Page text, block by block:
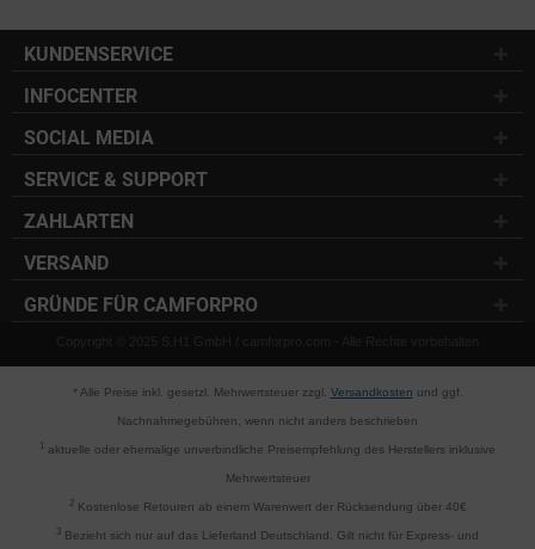
KUNDENSERVICE
INFOCENTER
SOCIAL MEDIA
SERVICE & SUPPORT
ZAHLARTEN
VERSAND
GRÜNDE FÜR CAMFORPRO
Copyright © 2025 S.H1 GmbH / camforpro.com - Alle Rechte vorbehalten
* Alle Preise inkl. gesetzl. Mehrwertsteuer zzgl. Versandkosten und ggf.
Nachnahmegebühren, wenn nicht anders beschrieben
aktuelle oder ehemalige unverbindliche Preisempfehlung des Herstellers inklusive
Mehrwertsteuer
2Kostenlose Retouren ab einem Warenwert der Rücksendung über 40€
3 Bezieht sich nur auf das Lieferland Deutschland. Gilt nicht für Express- und